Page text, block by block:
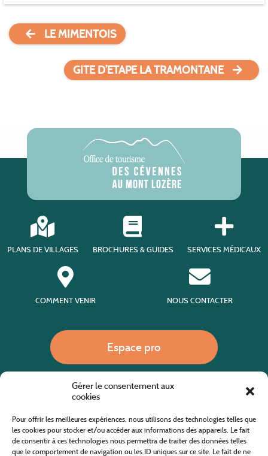
Gérer le consentement aux
cookies
Pour offrir les meilleures expériences, nous utilisons des technologies telles que
les cookies pour stocker et/ou accéder aux informations des appareils. Le fait
de consentir à ces technologies nous permettra de traiter des données telles
que le comportement de navigation ou les ID uniques sur ce site. Le fait de ne
LE MIMENTOIS
GITE D’ETAPE LA TRAMONTANE
PLANS DE VILLAGES BROCHURES & GUIDES SERVICES MÉDICAUX
COMMENT VENIR NOUS CONTACTER
Espace pro
Site internet cofinancé par le fonds européen agricole pour le développement rural
L'Europe investit dans les zones rurales